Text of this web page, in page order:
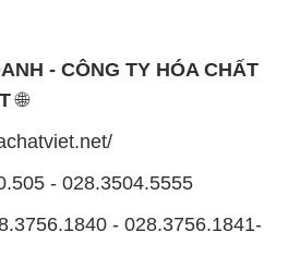
- CÔNG TY HÓA CHẤT
🌐
- 028.3504.5555
- 028.3756.1841-